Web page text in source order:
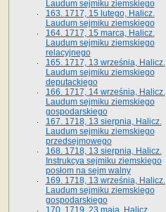
Laudum sejmiku ziemskiego
163. 1717, 15 lutego, Halicz.
Laudum sejmiku ziemskiego
164. 1717, 15 marca, Halicz.
Laudum sejmiku ziemskiego
relacyjnego
165. 1717, 13 września, Halicz.
Laudum sejmiku ziemskiego
deputackiego
166. 1717, 14 września, Halicz.
Laudum sejmiku ziemskiego
gospodarskiego
167. 1718, 13 sierpnia, Halicz.
Laudum sejmiku ziemskiego
przedsejmowego
168. 1718, 13 sierpnia, Halicz.
Instrukcya sejmiku ziemskiego
posłom na sejm walny
169. 1718, 13 września, Halicz.
Laudum sejmiku ziemskiego
gospodarskiego
170. 1719, 23 maja, Halicz.